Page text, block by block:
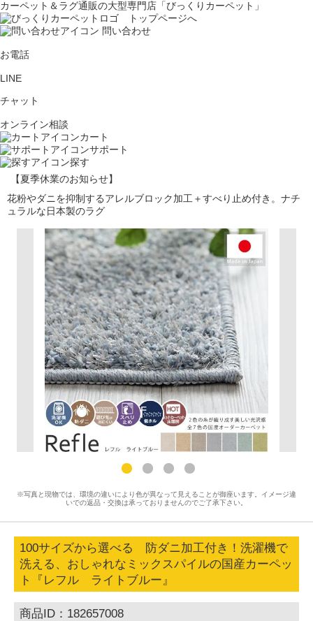
カーペット＆ラグ通販の大型専門店「びっくりカーペット」
問い合わせ
お電話
LINE
チャット
オンライン相談
カート
サポート
探す
【夏季休業のお知らせ】
花粉やダニを抑制するアレルブロック加工＋すべり止め付き。ナチ
ュラルな日本製のラグ
※写真と現物では、環境の違いにより色が異なって見えることが御座います。イメージ違
いでの返品・交換は承っておりませんのでご了承下さい。
100サイズから選べる 防ダニ加工付き！洗濯機で
洗える、おしゃれなミックスパイルの国産カーペッ
ト『レフル ライトブルー』
商品ID：182657008